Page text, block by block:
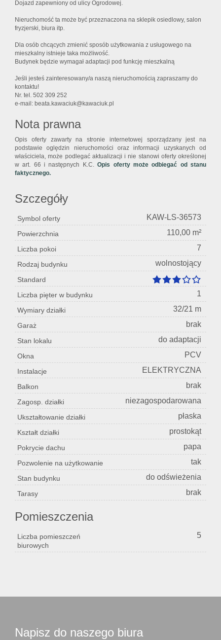
Dojazd zapewniony od ulicy Ogrodowej.
Nieruchomość ta może być przeznaczona na sklepik osiedlowy, salon
fryzjerski, biura itp.
Dla osób chcących zmienić sposób użytkowania z usługowego na
mieszkalny istnieje taka możliwość.
Budynek będzie wymagał adaptacji pod funkcję mieszkalną
Jeśli jesteś zainteresowany/a naszą nieruchomością zapraszamy do
kontaktu!
Nr. tel. 502 309 252
e-mail: beata.kawaciuk@kawaciuk.pl
Nota prawna
Opis oferty zawarty na stronie internetowej sporządzany jest na
podstawie oględzin nieruchomości oraz informacji uzyskanych od
właściciela, może podlegać aktualizacji i nie stanowi oferty określonej
w art. 66 i następnych K.C.Opis oferty może odbiegać od stanu
faktycznego.
Szczegóły
Symbol oferty KAW-LS-36573
Powierzchnia 110,00 m²
Liczba pokoi 7
Rodzaj budynku wolnostojący
Standard
Liczba pięter w budynku
1
Wymiary działki 32/21 m
Garaż brak
Stan lokalu do adaptacji
Okna PCV
Instalacje ELEKTRYCZNA
Balkon brak
Zagosp. działki niezagospodarowana
Ukształtowanie działki płaska
Kształt działki prostokąt
Pokrycie dachu papa
Pozwolenie na użytkowanie tak
Stan budynku do odświeżenia
Tarasy brak
Pomieszczenia
Liczba pomieszczeń
biurowych
5
Napisz do naszego biura